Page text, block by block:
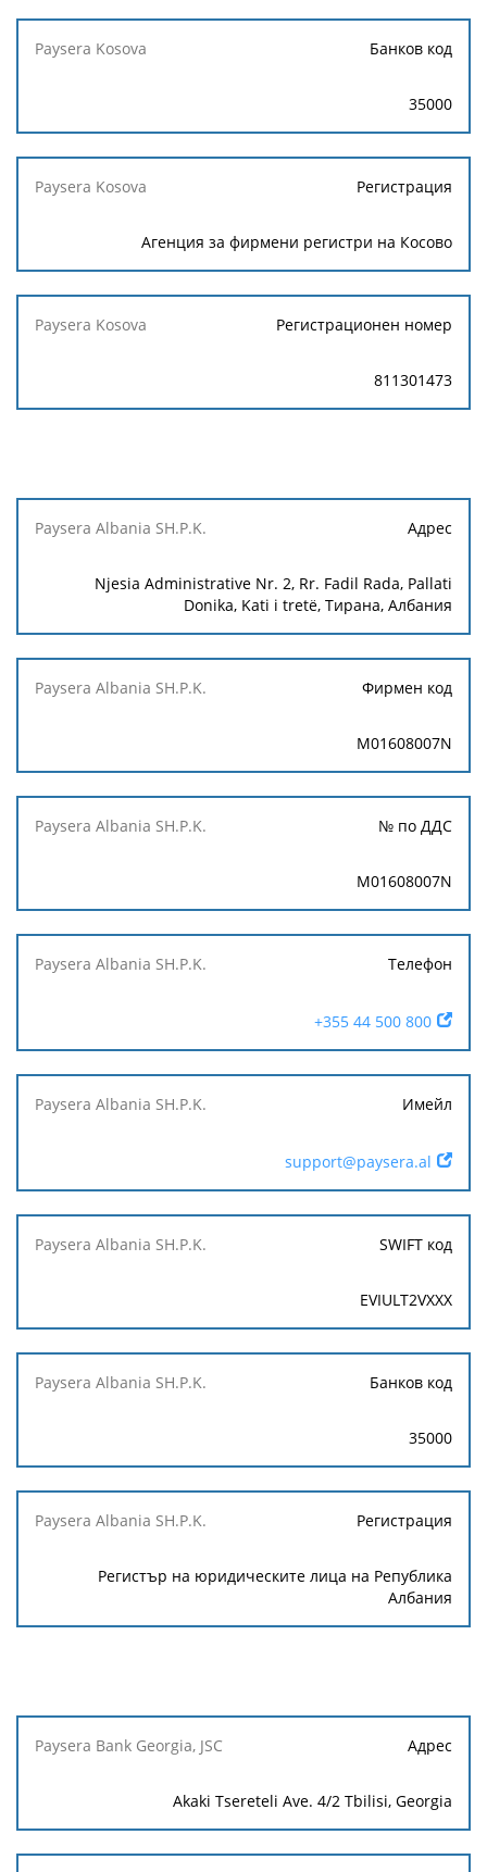
Банков код
35000
Регистрация
Агенция за фирмени регистри на Косово
Регистрационен номер
811301473
Paysera
Адрес
Njesia Administrative Nr. 2, Rr. Fadil Rada, Pallati
Donika, Kati i tretë, Тирана, Албания
Фирмен код
M01608007N
№ по ДДС
M01608007N
Телефон
+355 44 500 800
Имейл
support@paysera.al
SWIFT код
EVIULT2VXXX
Банков код
35000
Регистрация
Регистър на юридическите лица на Република
Албания
Paysera
Адрес
Akaki Tsereteli Ave. 4/2 Tbilisi, Georgia